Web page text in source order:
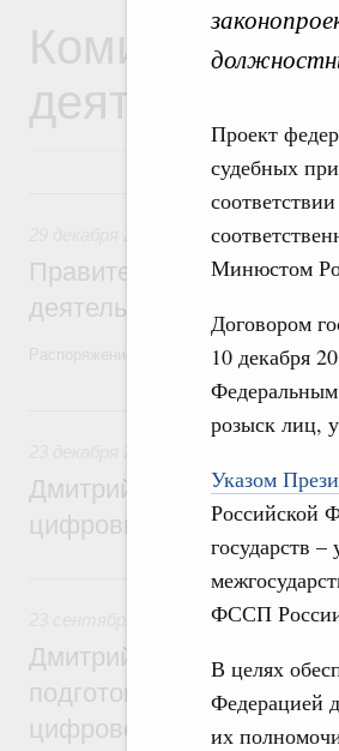
Проект
судебных
Минюстом
Договором
10 декабря
розыск лиц,
Указом
Российской
государств
ФССП
В целях
Федерацией
их
Комиссия
деятельности
29
Правовые
Правительство
деятельности на 2026 год
Распоряжение от 19 декабря 2025 года
23
Дмитрий Григоренко:
цифровизацию
23
Правовые
Дмитрий Григоренко:
подготовки
цифровой формат